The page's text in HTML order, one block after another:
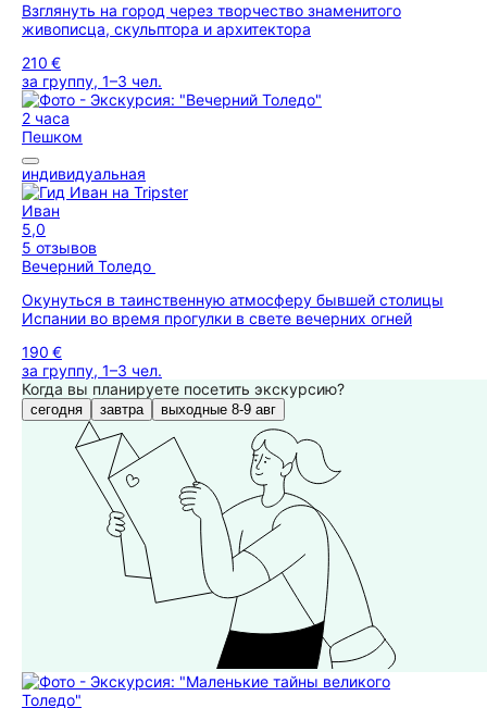
Взглянуть на город через творчество знаменитого
живописца, скульптора и архитектора
210 €
за группу, 1–3 чел.
2 часа
Пешком
индивидуальная
Иван
5,0
5 отзывов
Вечерний Толедо
Окунуться в таинственную атмосферу бывшей столицы
Испании во время прогулки в свете вечерних огней
190 €
за группу, 1–3 чел.
Когда вы планируете посетить экскурсию?
сегодня завтра выходные 8-9 авг